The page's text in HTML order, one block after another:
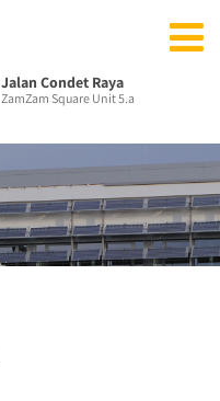
Jalan Condet Raya
ZamZam Square Unit 5.a